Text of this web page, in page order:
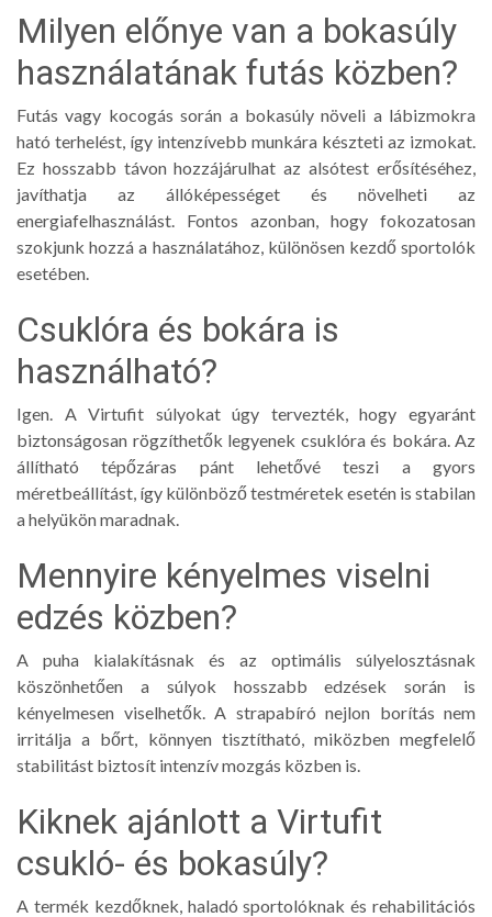
Milyen előnye van a bokasúly
használatának futás közben?
Futás vagy kocogás során a bokasúly növeli a lábizmokra
ható terhelést, így intenzívebb munkára készteti az izmokat.
Ez hosszabb távon hozzájárulhat az alsótest erősítéséhez,
javíthatja az állóképességet és növelheti az
energiafelhasználást. Fontos azonban, hogy fokozatosan
szokjunk hozzá a használatához, különösen kezdő sportolók
esetében.
Csuklóra és bokára is
használható?
Igen. A Virtufit súlyokat úgy tervezték, hogy egyaránt
biztonságosan rögzíthetők legyenek csuklóra és bokára. Az
állítható tépőzáras pánt lehetővé teszi a gyors
méretbeállítást, így különböző testméretek esetén is stabilan
a helyükön maradnak.
Mennyire kényelmes viselni
edzés közben?
A puha kialakításnak és az optimális súlyelosztásnak
köszönhetően a súlyok hosszabb edzések során is
kényelmesen viselhetők. A strapabíró nejlon borítás nem
irritálja a bőrt, könnyen tisztítható, miközben megfelelő
stabilitást biztosít intenzív mozgás közben is.
Kiknek ajánlott a Virtufit
csukló- és bokasúly?
A termék kezdőknek, haladó sportolóknak és rehabilitációs